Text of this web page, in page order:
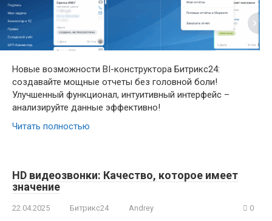
Новые возможности BI-конструктора Битрикс24:
создавайте мощные отчеты без головной боли!
Улучшенный функционал, интуитивный интерфейс –
анализируйте данные эффективно!
Читать полностью
HD видеозвонки: Качество, которое имеет
значение
22.04.2025 Битрикс24 Andrey 0